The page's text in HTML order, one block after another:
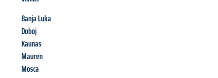
Banja Luka
Doboj
Kaunas
Mauren
Mosca